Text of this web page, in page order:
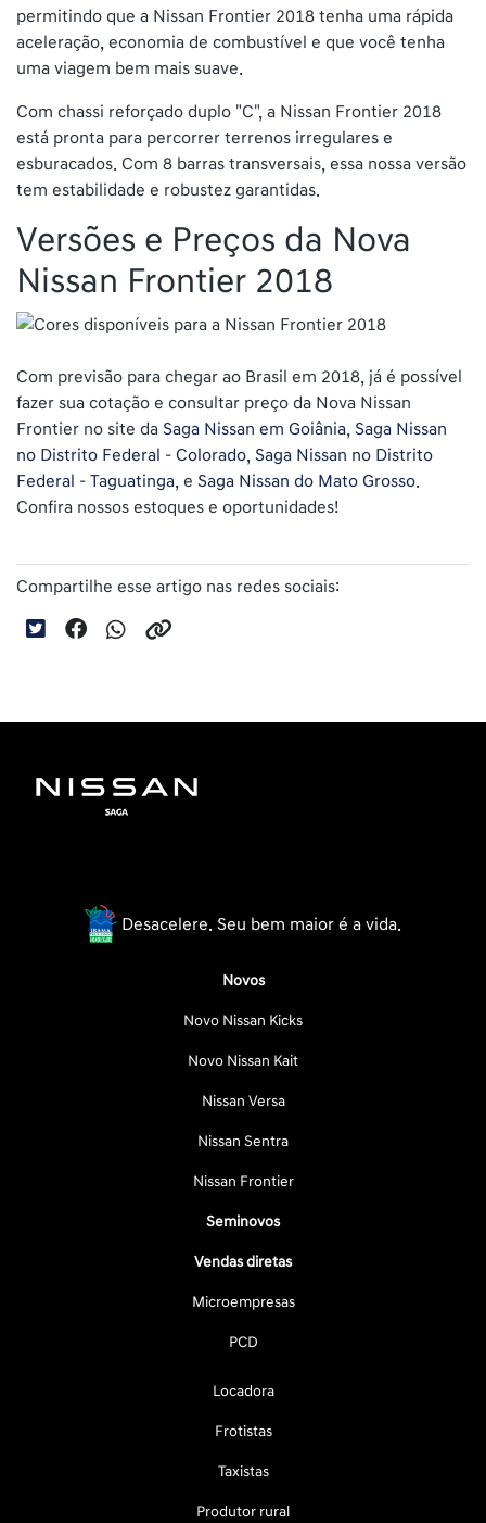
permitindo que a Nissan Frontier 2018 tenha uma rápida
aceleração, economia de combustível e que você tenha
uma viagem bem mais suave.
Com chassi reforçado duplo "C", a Nissan Frontier 2018
está pronta para percorrer terrenos irregulares e
esburacados. Com 8 barras transversais, essa nossa versão
tem estabilidade e robustez garantidas.
Versões e Preços da Nova
Nissan Frontier 2018
Com previsão para chegar ao Brasil em 2018, já é possível
fazer sua cotação e consultar preço da Nova Nissan
Frontier no site da Saga Nissan em Goiânia, Saga Nissan
no Distrito Federal - Colorado, Saga Nissan no Distrito
Federal - Taguatinga, e Saga Nissan do Mato Grosso.
Confira nossos estoques e oportunidades!
Compartilhe esse artigo nas redes sociais:
Desacelere. Seu bem maior é a vida.
Novos
Novo Nissan Kicks
Novo Nissan Kait
Nissan Versa
Nissan Sentra
Nissan Frontier
Seminovos
Vendas diretas
Microempresas
PCD
Locadora
Frotistas
Taxistas
Produtor rural